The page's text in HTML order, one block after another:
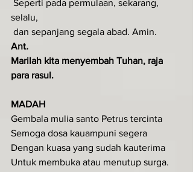
selalu,
dan sepanjang segala abad. Amin.
Ant.
Marilah kita menyembah Tuhan, raja
para rasul.
MADAH
Gembala mulia santo Petrus tercinta
Semoga dosa kauampuni segera
Dengan kuasa yang sudah kauterima
Untuk membuka atau menutup surga.